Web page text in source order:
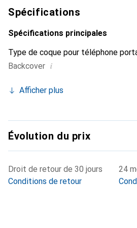
clientèle exigeante.
Spécifications
Spécifications principales
Type de coque pour téléphone
Backcover i
Afficher plus
Évolution du prix
Droit de retour de 30 jours
Conditions de retour
24